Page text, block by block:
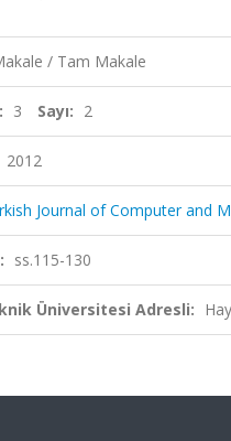
/ Tam Makale
3 Sayı: 2
2012
Journal of Computer and
ss.115-130
Üniversitesi Adresli: